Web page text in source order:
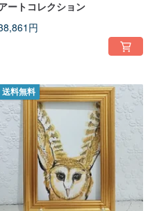
ートコレクション
円
送料無料